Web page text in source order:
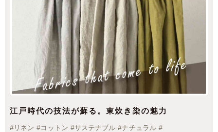
江戸時代の技法が蘇る。東炊き染の魅力
# リネン #コットン #サステナブル #ナチュラル #